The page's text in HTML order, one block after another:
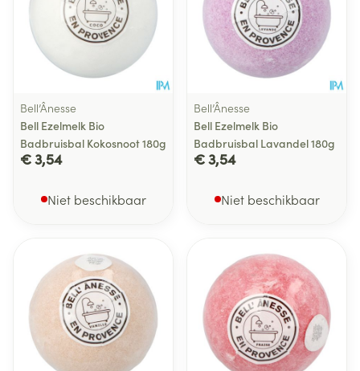
Bell’Ânesse
Bell Ezelmelk Bio
Badbruisbal Kokosnoot 180g
€ 3,54
Niet beschikbaar
Bell’Ânesse
Bell Ezelmelk Bio
Badbruisbal Lavandel 180g
€ 3,54
Niet beschikbaar